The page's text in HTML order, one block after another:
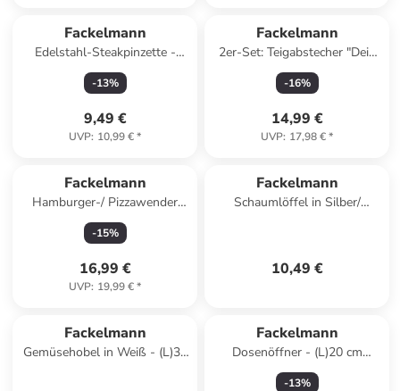
Fackelmann
Edelstahl-Steakpinzette -
(L)30 cm
-13%
9,49 €
UVP: 10,99 €*
Fackelmann
2er-Set: Teigabstecher "Dein
Brot" in Hellbraun - (L)15 x
(B)12 cm
-16%
14,99 €
UVP: 17,98 €*
Fackelmann
Hamburger-/ Pizzawender
"Presist" in Schwarz - (L)19
cm
-15%
16,99 €
UVP: 19,99 €*
Fackelmann
Schaumlöffel in Silber/
10,49 €
Fackelmann
Gemüsehobel in Weiß - (L)32
Fackelmann
Dosenöffner - (L)20 cm
(Überraschungsprodukt)
-13%